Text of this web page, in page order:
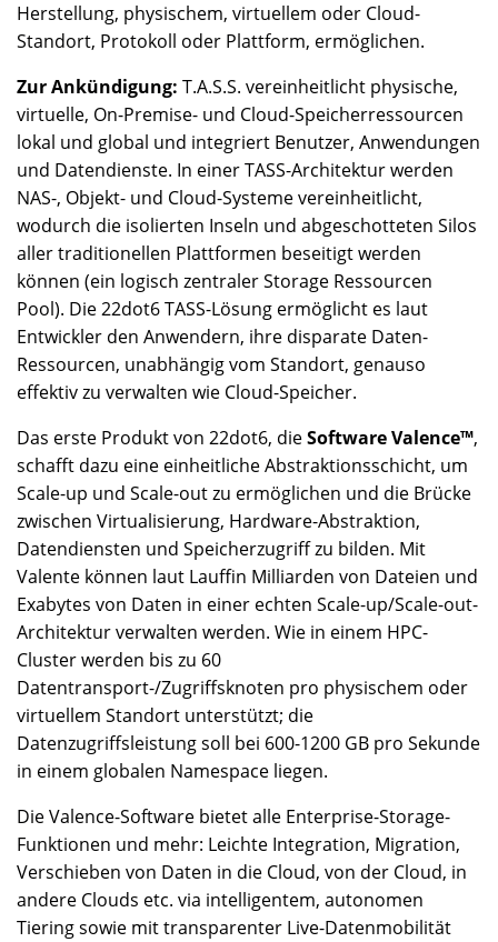
Herstellung, physischem, virtuellem oder Cloud-
Standort, Protokoll oder Plattform, ermöglichen.
Zur Ankündigung: T.A.S.S. vereinheitlicht physische,
virtuelle, On-Premise- und Cloud-Speicherressourcen
lokal und global und integriert Benutzer, Anwendungen
und Datendienste. In einer TASS-Architektur werden
NAS-, Objekt- und Cloud-Systeme vereinheitlicht,
wodurch die isolierten Inseln und abgeschotteten Silos
aller traditionellen Plattformen beseitigt werden
können (ein logisch zentraler Storage Ressourcen
Pool). Die 22dot6 TASS-Lösung ermöglicht es laut
Entwickler den Anwendern, ihre disparate Daten-
Ressourcen, unabhängig vom Standort, genauso
effektiv zu verwalten wie Cloud-Speicher.
Das erste Produkt von 22dot6, dieSoftware Valence™,
schafft dazu eine einheitliche Abstraktionsschicht, um
Scale-up und Scale-out zu ermöglichen und die Brücke
zwischen Virtualisierung, Hardware-Abstraktion,
Datendiensten und Speicherzugriff zu bilden. Mit
Valente können laut Lauffin Milliarden von Dateien und
Exabytes von Daten in einer echten Scale-up/Scale-out-
Architektur verwalten werden. Wie in einem HPC-
Cluster werden bis zu 60
Datentransport-/Zugriffsknoten pro physischem oder
virtuellem Standort unterstützt; die
Datenzugriffsleistung soll bei 600-1200 GB pro Sekunde
in einem globalen Namespace liegen.
Die Valence-Software bietet alle Enterprise-Storage-
Funktionen und mehr: Leichte Integration, Migration,
Verschieben von Daten in die Cloud, von der Cloud, in
andere Clouds etc. via intelligentem, autonomen
Tiering sowie mit transparenter Live-Datenmobilität